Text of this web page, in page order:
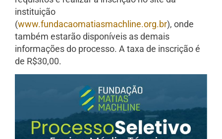
instituição
(www.fundacaomatiasmachline.org.br), onde
também estarão disponíveis as demais
informações do processo. A taxa de inscrição é
de R$30,00.